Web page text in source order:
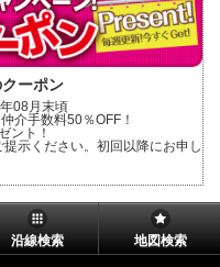
ーポン
08月末頃
介手数料50％OFF！
ント！
示ください。初回以降にお申し
沿線検索 地図検索